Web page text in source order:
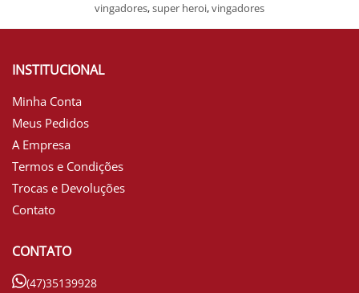
vingadores,super heroi,vingadores
INSTITUCIONAL
Minha Conta
Meus Pedidos
A Empresa
Termos e Condições
Trocas e Devoluções
Contato
CONTATO
(47)35139928